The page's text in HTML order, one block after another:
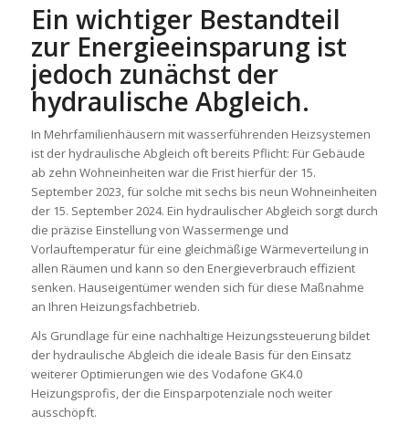
Ein wichtiger Bestandteil
zur Energieeinsparung ist
jedoch zunächst der
hydraulische Abgleich.
In Mehrfamilienhäusern mit wasserführenden Heizsystemen
ist der hydraulische Abgleich oft bereits Pflicht: Für Gebäude
ab zehn Wohneinheiten war die Frist hierfür der 15.
September 2023, für solche mit sechs bis neun Wohneinheiten
der 15. September 2024. Ein hydraulischer Abgleich sorgt durch
die präzise Einstellung von Wassermenge und
Vorlauftemperatur für eine gleichmäßige Wärmeverteilung in
allen Räumen und kann so den Energieverbrauch effizient
senken. Hauseigentümer wenden sich für diese Maßnahme
an Ihren Heizungsfachbetrieb.
Als Grundlage für eine nachhaltige Heizungssteuerung bildet
der hydraulische Abgleich die ideale Basis für den Einsatz
weiterer Optimierungen wie des Vodafone GK4.0
Heizungsprofis, der die Einsparpotenziale noch weiter
ausschöpft.